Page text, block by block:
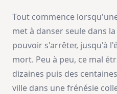
Tout commence
met à danser seule dans
pouvoir s'arrêter, jusqu'à
mort. Peu à peu, ce mal
dizaines puis des
ville dans une frénésie